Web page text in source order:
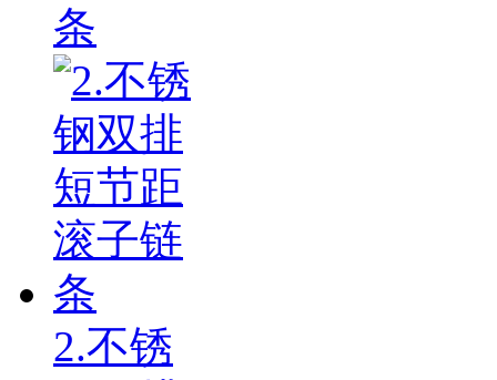
条
2.不锈